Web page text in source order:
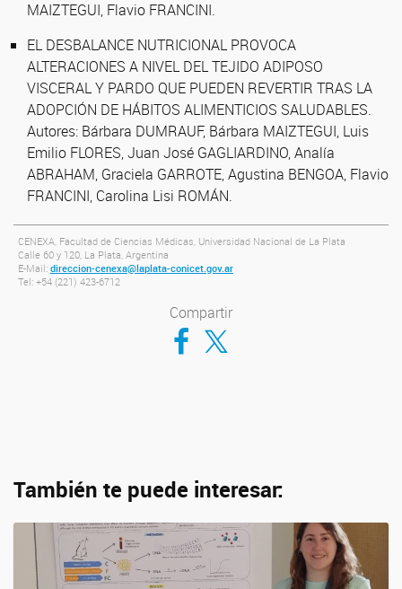
MAIZTEGUI, Flavio FRANCINI.
EL DESBALANCE NUTRICIONAL PROVOCA
ALTERACIONES A NIVEL DEL TEJIDO ADIPOSO
VISCERAL Y PARDO QUE PUEDEN REVERTIR TRAS LA
ADOPCIÓN DE HÁBITOS ALIMENTICIOS SALUDABLES.
Autores: Bárbara DUMRAUF, Bárbara MAIZTEGUI, Luis
Emilio FLORES, Juan José GAGLIARDINO, Analía
ABRAHAM, Graciela GARROTE, Agustina BENGOA, Flavio
FRANCINI, Carolina Lisi ROMÁN.
CENEXA, Facultad de Ciencias Médicas, Universidad Nacional de La Plata
Calle 60 y 120, La Plata, Argentina
E-Mail: direccion-cenexa@laplata-conicet.gov.ar
Tel: +54 (221) 423-6712
Compartir
Compartir en Facebook
Compartir en Twitter
También te puede interesar: